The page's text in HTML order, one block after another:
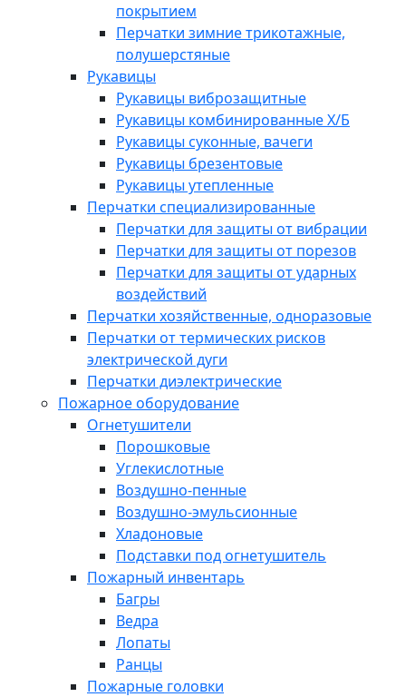
покрытием
Перчатки зимние трикотажные,
полушерстяные
Рукавицы
Рукавицы виброзащитные
Рукавицы комбинированные Х/Б
Рукавицы суконные, вачеги
Рукавицы брезентовые
Рукавицы утепленные
Перчатки специализированные
Перчатки для защиты от вибрации
Перчатки для защиты от порезов
Перчатки для защиты от ударных
воздействий
Перчатки хозяйственные, одноразовые
Перчатки от термических рисков
электрической дуги
Перчатки диэлектрические
Пожарное оборудование
Огнетушители
Порошковые
Углекислотные
Воздушно-пенные
Воздушно-эмульсионные
Хладоновые
Подставки под огнетушитель
Пожарный инвентарь
Багры
Ведра
Лопаты
Ранцы
Пожарные головки